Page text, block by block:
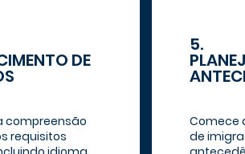
DE
compreensão
requisitos
5.
Comece
de